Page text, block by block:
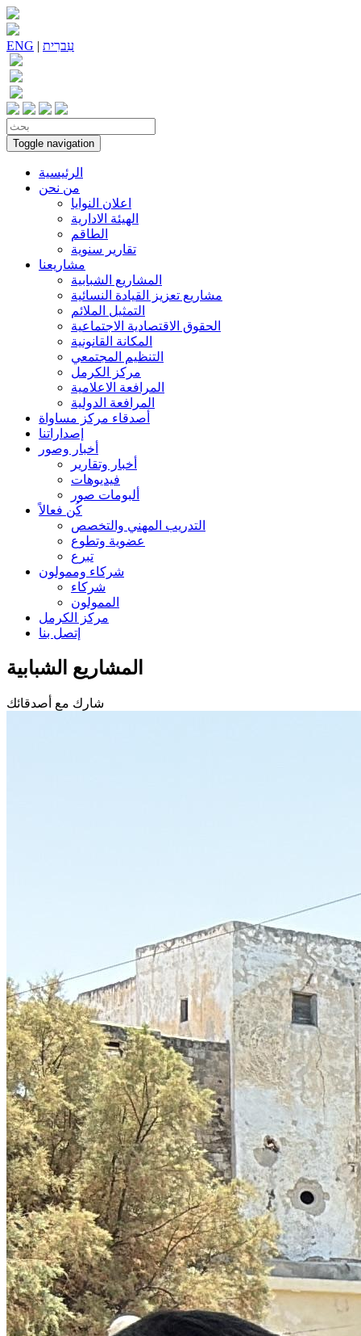
ENG | עִברִית
Toggle navigation
الرئيسية
من نحن
اعلان النوايا
الهيئة الادارية
الطاقم
تقارير سنوية
مشاريعنا
المشاريع الشبابية
مشاريع تعزيز القيادة النسائية
التمثيل الملائم
الحقوق الاقتصادية الاجتماعية
المكانة القانونية
التنظيم المجتمعي
مركز الكرمل
المرافعة الاعلامية
المرافعة الدولية
أصدقاء مركز مساواة
إصداراتنا
أخبار وصور
أخبار وتقارير
فيديوهات
ألبومات صور
كُن فعالاً
التدريب المهني والتخصص
عضوية وتطوع
تبرع
شركاء وممولون
شركاء
الممولون
مركز الكرمل
إتصل بنا
المشاريع الشبابية
شارك مع أصدقائك